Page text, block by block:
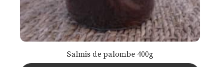
Salmis de palombe 400g